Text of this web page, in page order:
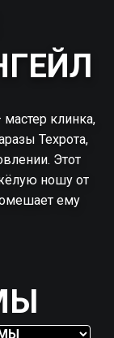
клинка,
Техрота,
Этот
ношу от
ему